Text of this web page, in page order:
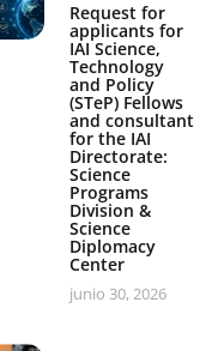
Request for
applicants for
IAI Science,
Technology
and Policy
(STeP) Fellows
and consultant
for the IAI
Directorate:
Science
Programs
Division &
Science
Diplomacy
Center
junio 30, 2026